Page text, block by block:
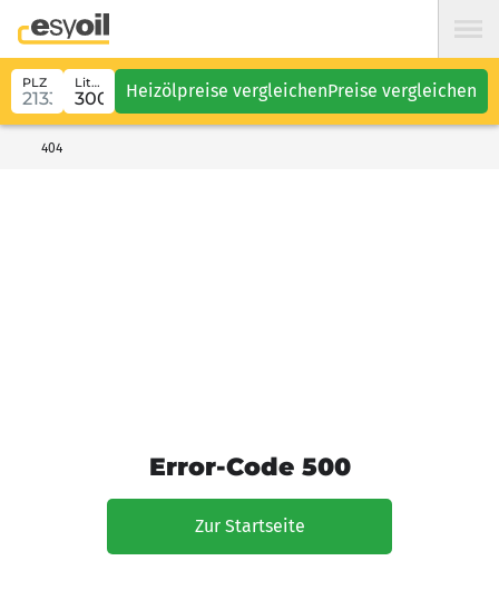
PLZ Liter Heizölpreise vergleichenPreise vergleichen
404
Error-Code 500
Zur Startseite